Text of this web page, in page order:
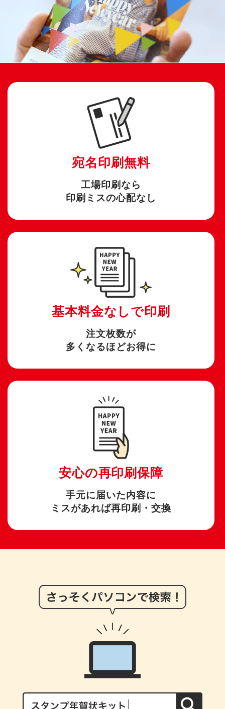
宛名印刷無料
工場印刷なら
印刷ミスの心配なし
基本料金なしで印刷
注文枚数が
多くなるほどお得に
安心の再印刷保障
手元に届いた内容に
ミスがあれば再印刷・交換